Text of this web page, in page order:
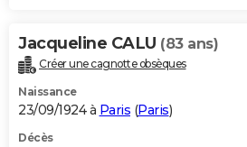
Jacqueline CALU (83 ans)
Créer une cagnotte obsèques
Naissance
23/09/1924 à Paris (Paris)
Décès